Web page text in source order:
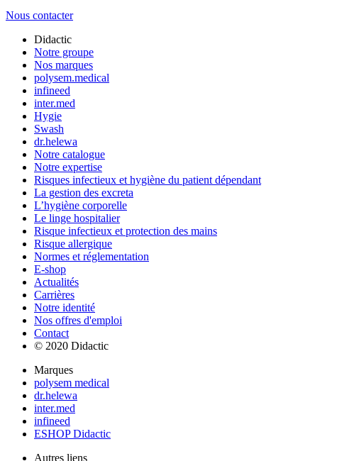
Nous contacter
Didactic
Notre groupe
Nos marques
polysem.medical
infineed
inter.med
Hygie
Swash
dr.helewa
Notre catalogue
Notre expertise
Risques infectieux et hygiène du patient dépendant
La gestion des excreta
L’hygiène corporelle
Le linge hospitalier
Risque infectieux et protection des mains
Risque allergique
Normes et réglementation
E-shop
Actualités
Carrières
Notre identité
Nos offres d'emploi
Contact
© 2020 Didactic
Marques
polysem medical
dr.helewa
inter.med
infineed
ESHOP Didactic
Autres liens